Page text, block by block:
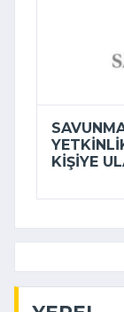
KIŞIYE